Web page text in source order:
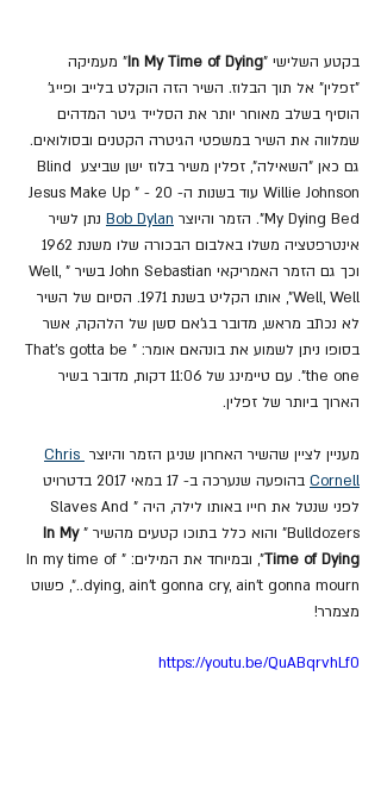
בקטע השלישי "In My Time of Dying" מעמיקה
"זפלין" אל תוך הבלוז. השיר הזה הוקלט בלייב ופייג'
הוסיף בשלב מאוחר יותר את הסלייד גיטר המדהים
שמלווה את השיר במשפטי הגיטרה הקטנים ובסולואים.
גם כאן "השאילה", זפלין משיר בלוז ישן שביצע Blind
Willie Johnson עוד בשנות ה- 20 - "Jesus Make Up
My Dying Bed". הזמר והיוצר
Bob Dylan נתן לשיר
וכך גם הזמר האמריקאי John Sebastian בשיר "Well,
Well, Well", אותו הקליט בשנת 1971. הסיום של השיר
לא נכתב מראש, מדובר בג'אם סשן של הלהקה, אשר
בסופו ניתן לשמוע את בונהאם אומר: "That's gotta be
the one". עם טיימינג של 11:06 דקות, מדובר בשיר
הארוך ביותר של זפלין.
מעניין לציין שהשיר האחרון שניגן הזמר והיוצר Chris
Cornell
בהופעה שנערכה ב- 17 במאי 2017 בדטרויט
לפני שנטל את חייו באותו לילה, היה "Slaves And
Bulldozers" והוא כלל בתוכו קטעים מהשיר "
In My
Time of Dying
", ובמיוחד את המילים: "In my time of
dying, ain't gonna cry, ain't gonna mourn..", פשוט
מצמרר!
https://youtu.be/QuABqrvhLf0